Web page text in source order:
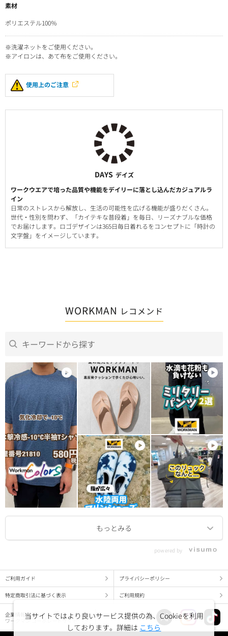
素材
ポリエステル100％
※洗濯ネットをご使用ください。
※アイロンは、あて布をご使用ください。
使用上のご注意
DAYS デイズ
ワークウエアで培った品質や機能をデイリーに落とし込んだカジュアルラ
イン
日常のストレスから解放し、生活の可能性を広げる機能が盛りだくさん。
世代・性別を問わず、「カイテキな普段着」を毎日、リーズナブルな価格
でお届けします。ロゴデザインは365日毎日着れるをコンセプトに「時計の
文字盤」をイメージしています。
WORKMAN レコメンド
powered by
ご利用ガイド プライバシーポリシー
特定商取引法に基づく表示 ご利用規約
企業情報
ワークマン コーポレートサイト
当サイトではより良いサービス提供の為、Cookieを利用
しております。詳細は こちら